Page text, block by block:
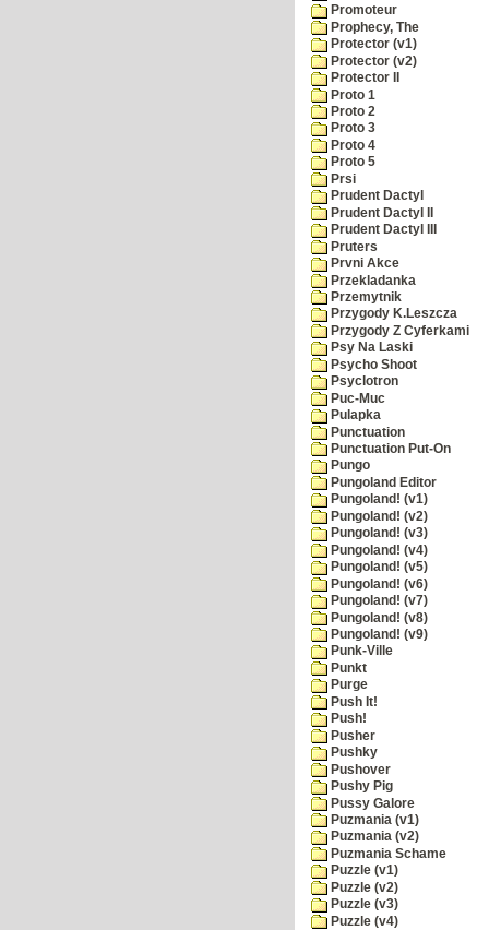
Promoteur
Prophecy, The
Protector (v1)
Protector (v2)
Protector II
Proto 1
Proto 2
Proto 3
Proto 4
Proto 5
Prsi
Prudent Dactyl
Prudent Dactyl II
Prudent Dactyl III
Pruters
Prvni Akce
Przekladanka
Przemytnik
Przygody K.Leszcza
Przygody Z Cyferkami
Psy Na Laski
Psycho Shoot
Psyclotron
Puc-Muc
Pulapka
Punctuation
Punctuation Put-On
Pungo
Pungoland Editor
Pungoland! (v1)
Pungoland! (v2)
Pungoland! (v3)
Pungoland! (v4)
Pungoland! (v5)
Pungoland! (v6)
Pungoland! (v7)
Pungoland! (v8)
Pungoland! (v9)
Punk-Ville
Punkt
Purge
Push It!
Push!
Pusher
Pushky
Pushover
Pushy Pig
Pussy Galore
Puzmania (v1)
Puzmania (v2)
Puzmania Schame
Puzzle (v1)
Puzzle (v2)
Puzzle (v3)
Puzzle (v4)